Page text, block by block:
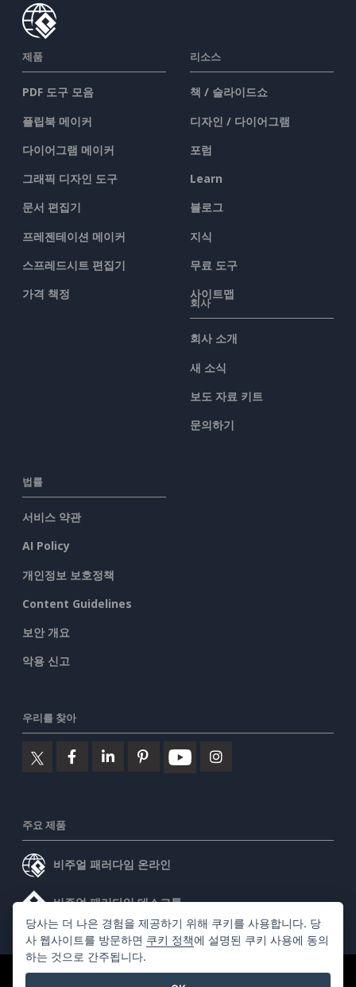
제품
PDF 도구 모음
플립북 메이커
다이어그램 메이커
그래픽 디자인 도구
문서 편집기
프레젠테이션 메이커
스프레드시트 편집기
가격 책정
리소스
책 / 슬라이드쇼
디자인 / 다이어그램
포럼
Learn
블로그
지식
무료 도구
사이트맵
회사
회사 소개
새 소식
보도 자료 키트
문의하기
법률
서비스 약관
AI Policy
개인정보 보호정책
Content Guidelines
보안 개요
악용 신고
우리를 찾아
주요 제품
비주얼 패러다임 온라인
비주얼 패러다임 데스크톱
©2026 by Visual Paradigm. 모든 권리 보유.
당사는 더 나은 경험을 제공하기 위해 쿠키를 사용합니다. 당
사 웹사이트를 방문하면 쿠키 정책에 설명된 쿠키 사용에 동의
하는 것으로 간주됩니다.